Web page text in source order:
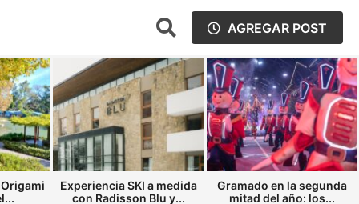
AGREGAR POST
Experiencia SKI a medida
con Radisson Blu y...
Gramado en la segunda
mitad del año: los...